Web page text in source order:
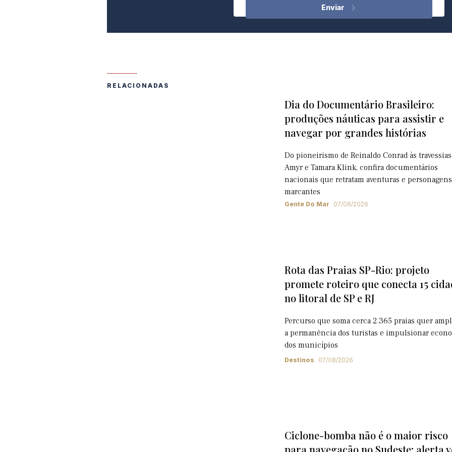
RELACIONADAS
Dia do Documentário Brasileiro:
produções náuticas para assistir e
navegar por grandes histórias
Do pioneirismo de Reinaldo Conrad às
Amyr e Tamara Klink, confira documentários
nacionais que retratam aventuras e personagens
marcantes
Gente Do Mar 07/08/2026
Rota das Praias SP-Rio: projeto
promete roteiro que conecta 15
no litoral de SP e RJ
Percurso que soma cerca 2.365 praias quer
a permanência dos turistas e impulsionar
dos municípios
Destinos 07/08/2026
Ciclone-bomba não é o maior risco
para navegação no Sudeste; alerta